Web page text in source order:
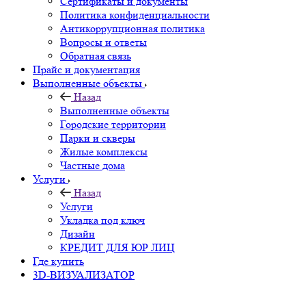
Политика конфиденциальности
Антикоррупционная политика
Вопросы и ответы
Обратная связь
Прайс и документация
Выполненные объекты
Назад
Выполненные объекты
Городские территории
Парки и скверы
Жилые комплексы
Частные дома
Услуги
Назад
Услуги
Укладка под ключ
Дизайн
КРЕДИТ ДЛЯ ЮР ЛИЦ
Где купить
3D-ВИЗУАЛИЗАТОР